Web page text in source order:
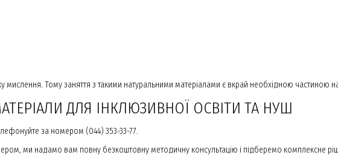
Тому заняття з такими натуральними матеріалами є вкрай необхідною частиною
ДЛЯ ІНКЛЮЗИВНОЇ ОСВІТИ ТА НУШ
за номером (044) 353-33-77.
ми надамо вам повну безкоштовну методичну консультацію і підберемо комплексне